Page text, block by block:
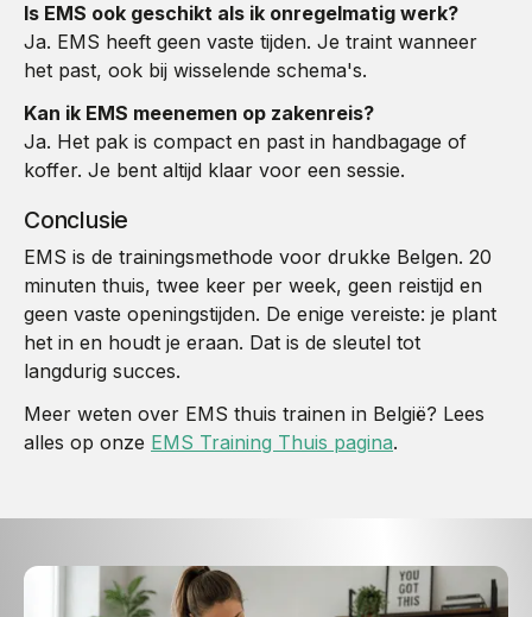
Is EMS ook geschikt als ik onregelmatig werk?
Ja. EMS heeft geen vaste tijden. Je traint wanneer
het past, ook bij wisselende schema's.
Kan ik EMS meenemen op zakenreis?
Ja. Het pak is compact en past in handbagage of
koffer. Je bent altijd klaar voor een sessie.
Conclusie
EMS is de trainingsmethode voor drukke Belgen. 20
minuten thuis, twee keer per week, geen reistijd en
geen vaste openingstijden. De enige vereiste: je plant
het in en houdt je eraan. Dat is de sleutel tot
langdurig succes.
Meer weten over EMS thuis trainen in België? Lees
alles op onze EMS Training Thuis pagina.